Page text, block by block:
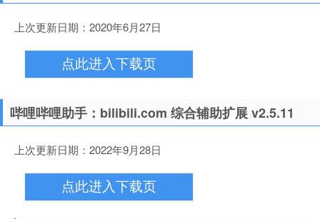
上次更新日期：2020年6月27日
点此进入下载页
哔哩哔哩助手：bilibili.com 综合辅助扩展 v2.5.11
上次更新日期：2022年9月28日
点此进入下载页